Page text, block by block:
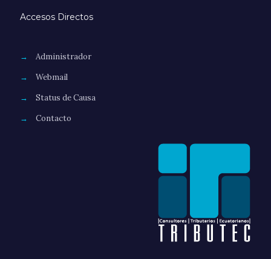
Accesos Directos
→
Administrador
→
Webmail
→
Status de Causa
→
Contacto